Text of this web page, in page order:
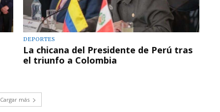
DEPORTES
La chicana del Presidente de Perú tras
el triunfo a Colombia
Cargar más